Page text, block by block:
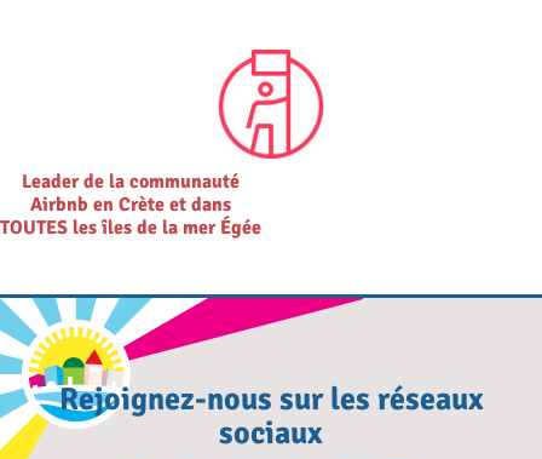
Leader de la communauté
Airbnb en Crète et dans
TOUTES les îles de la mer Égée
Rejoignez-nous sur les réseaux
sociaux